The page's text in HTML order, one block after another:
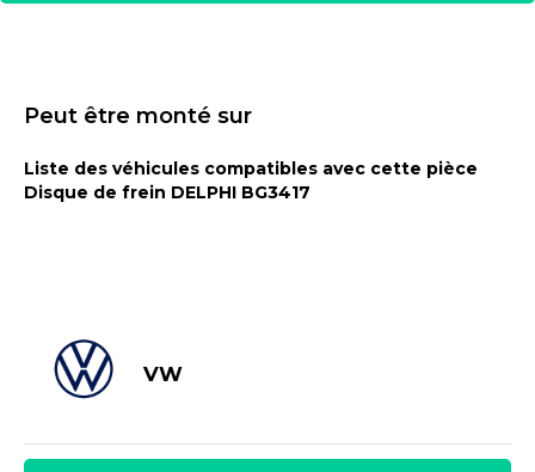
Peut être monté sur
Liste des véhicules compatibles avec cette pièce
Disque de frein DELPHI BG3417
VW